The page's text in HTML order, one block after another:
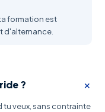
formation est
d'alternance.
? +
tu veux, sans contrainte